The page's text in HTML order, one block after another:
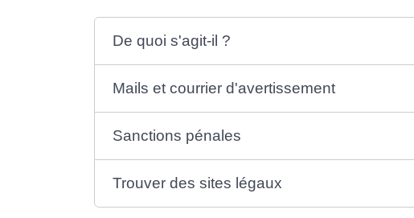
De quoi s'agit-il ?
Mails et courrier d'avertissement
Sanctions pénales
Trouver des sites légaux